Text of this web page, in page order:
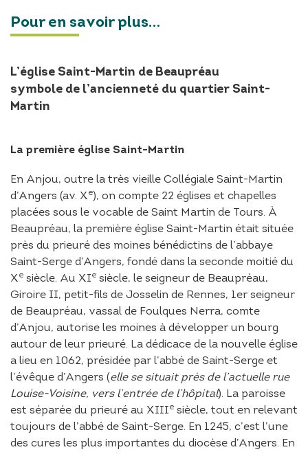
Pour en savoir plus…
L’église Saint-Martin de Beaupréau
symbole de l’ancienneté du quartier Saint-
Martin
La première église Saint-Martin
En Anjou, outre la très vieille Collégiale Saint-Martin
d’Angers (av. Xe), on compte 22 églises et chapelles
placées sous le vocable de Saint Martin de Tours. À
Beaupréau, la première église Saint-Martin était située
près du prieuré des moines bénédictins de l’abbaye
Saint-Serge d’Angers, fondé dans la seconde moitié du
Xe siècle. Au XIe siècle, le seigneur de Beaupréau,
Giroire II, petit-fils de Josselin de Rennes, 1er seigneur
de Beaupréau, vassal de Foulques Nerra, comte
d’Anjou, autorise les moines à développer un bourg
autour de leur prieuré. La dédicace de la nouvelle église
a lieu en 1062, présidée par l’abbé de Saint-Serge et
l’évêque d’Angers (elle se situait près de l’actuelle rue
Louise-Voisine, vers l’entrée de l’hôpital). La paroisse
est séparée du prieuré au XIIIe siècle, tout en relevant
toujours de l’abbé de Saint-Serge. En 1245, c’est l’une
des cures les plus importantes du diocèse d’Angers. En